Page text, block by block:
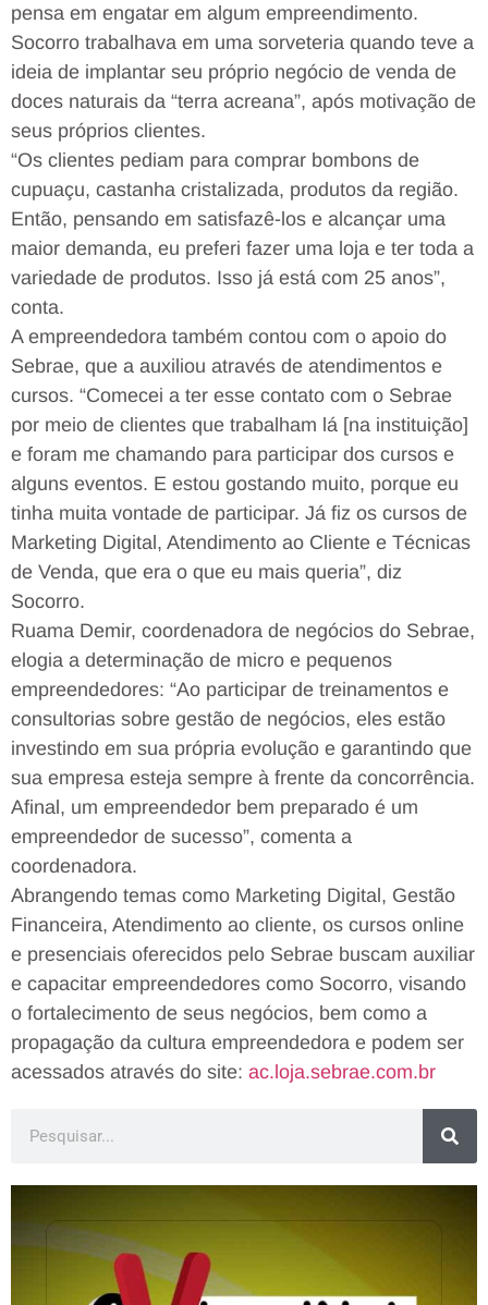
pensa em engatar em algum empreendimento.
Socorro trabalhava em uma sorveteria quando teve a
ideia de implantar seu próprio negócio de venda de
doces naturais da “terra acreana”, após motivação de
seus próprios clientes.
“Os clientes pediam para comprar bombons de
cupuaçu, castanha cristalizada, produtos da região.
Então, pensando em satisfazê-los e alcançar uma
maior demanda, eu preferi fazer uma loja e ter toda a
variedade de produtos. Isso já está com 25 anos”,
conta.
A empreendedora também contou com o apoio do
Sebrae, que a auxiliou através de atendimentos e
cursos. “Comecei a ter esse contato com o Sebrae
por meio de clientes que trabalham lá [na instituição]
e foram me chamando para participar dos cursos e
alguns eventos. E estou gostando muito, porque eu
tinha muita vontade de participar. Já fiz os cursos de
Marketing Digital, Atendimento ao Cliente e Técnicas
de Venda, que era o que eu mais queria”, diz
Socorro.
Ruama Demir, coordenadora de negócios do Sebrae,
elogia a determinação de micro e pequenos
empreendedores: “Ao participar de treinamentos e
consultorias sobre gestão de negócios, eles estão
investindo em sua própria evolução e garantindo que
sua empresa esteja sempre à frente da concorrência.
Afinal, um empreendedor bem preparado é um
empreendedor de sucesso”, comenta a
coordenadora.
Abrangendo temas como Marketing Digital, Gestão
Financeira, Atendimento ao cliente, os cursos online
e presenciais oferecidos pelo Sebrae buscam auxiliar
e capacitar empreendedores como Socorro, visando
o fortalecimento de seus negócios, bem como a
propagação da cultura empreendedora e podem ser
acessados através do site: ac.loja.sebrae.com.br